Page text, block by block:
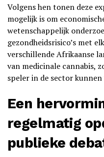
Volgens hen tonen deze
mogelijk is om
wetenschappelijk
gezondheidsrisico’s met
verschillende Afrikaanse
van medicinale cannabis,
speler in de sector
Een
regelmatig
publieke